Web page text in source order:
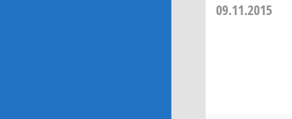
09.11.2015